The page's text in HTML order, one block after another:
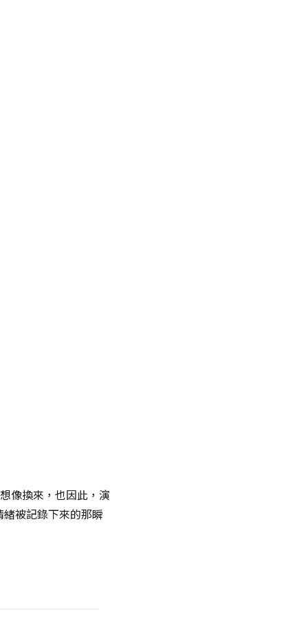
像換來，也因此，演
被記錄下來的那瞬